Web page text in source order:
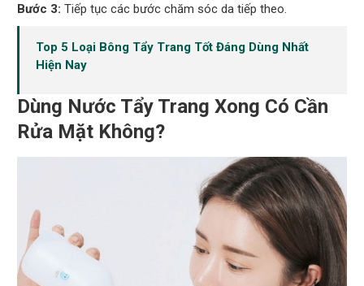
Bước 3: Tiếp tục các bước chăm sóc da tiếp theo.
Top 5 Loại Bông Tẩy Trang Tốt Đáng Dùng Nhất
Hiện Nay
Dùng Nước Tẩy Trang Xong Có Cần
Rửa Mặt Không?